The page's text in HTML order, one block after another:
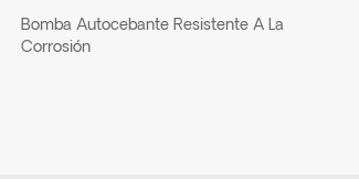
Bomba Autocebante Resistente A La
Corrosión